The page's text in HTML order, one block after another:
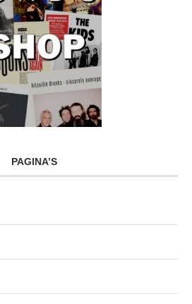
PAGINA’S